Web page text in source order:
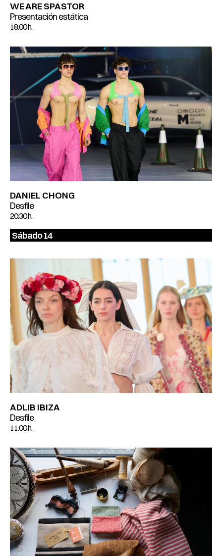
WE ARE SPASTOR
Presentación estática
18:00 h.
DANIEL CHONG
Desfile
20:30 h.
Sábado 14
ADLIB IBIZA
Desfile
11:00 h.